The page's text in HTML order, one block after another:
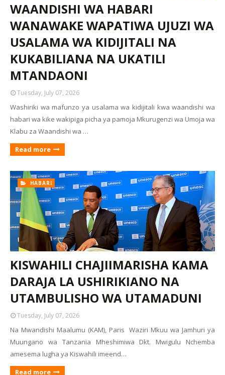
WAANDISHI WA HABARI
WANAWAKE WAPATIWA UJUZI WA
USALAMA WA KIDIJITALI NA
KUKABILIANA NA UKATILI
MTANDAONI
Tuesday, July 07, 2026
Washiriki wa mafunzo ya usalama wa kidijitali kwa waandishi wa
habari wa kike wakipiga picha ya pamoja Mkurugenzi wa Umoja wa
Klabu za Waandishi wa …
Read more
HABARI
KISWAHILI CHAJIIMARISHA KAMA
DARAJA LA USHIRIKIANO NA
UTAMBULISHO WA UTAMADUNI
Tuesday, July 07, 2026
Na Mwandishi Maalumu (KAM), Paris Waziri Mkuu wa Jamhuri ya
Muungano wa Tanzania Mheshimiwa Dkt. Mwigulu Nchemba
amesema lugha ya Kiswahili imeend…
Read more